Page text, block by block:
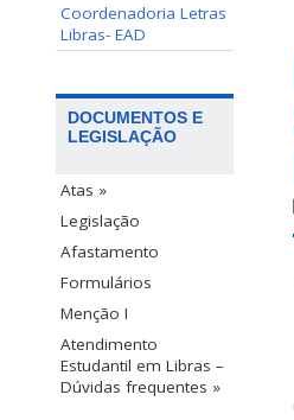
Coordenadoria Letras
Libras- EAD
DOCUMENTOS E
LEGISLAÇÃO
Atas »
Legislação
Afastamento
Formulários
Menção I
Atendimento
Estudantil em Libras –
Dúvidas frequentes »